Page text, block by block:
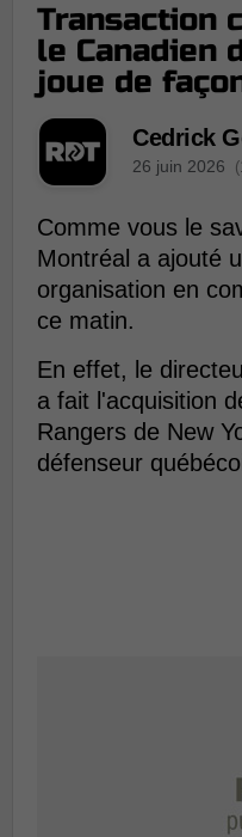
Transaction
le Canadien
joue de
Cedrick
26 juin 2026
Comme vous le
Montréal a ajouté
organisation en
ce matin.
En effet, le
a fait l'acquisition
Rangers de New
défenseur